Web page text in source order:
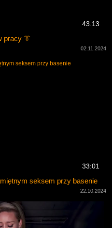
43:13
pracy 👔
02.11.2024
33:01
seksem przy basenie
22.10.2024